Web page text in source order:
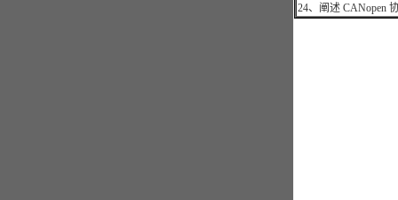
24、阐述 CANopen